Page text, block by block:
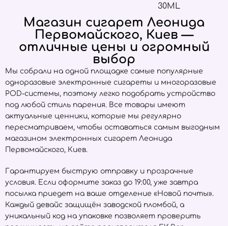
30ML
Магазин сигарет Леонида
Первомайского, Киев —
отличные цены и огромный
выбор
Мы собрали на одной площадке самые популярные
одноразовые электронные сигареты и многоразовые
POD-системы, поэтому легко подобрать устройство
под любой стиль парения. Все товары имеют
актуальные ценники, которые мы регулярно
пересматриваем, чтобы оставаться самым выгодным
магазином электронных сигарет Леонида
Первомайского, Киев.
Гарантируем быструю отправку и прозрачные
условия. Если оформите заказ до 19:00, уже завтра
посылка приедет на ваше отделение «Новой почты».
Каждый девайс защищён заводской пломбой, а
уникальный код на упаковке позволяет проверить